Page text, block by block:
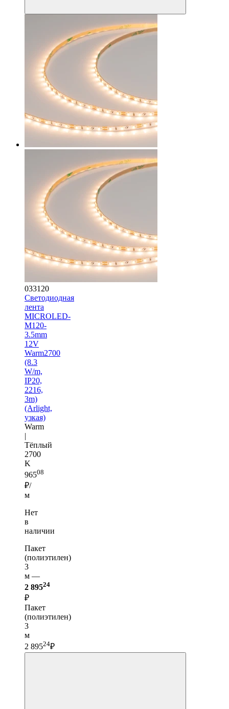
033120
Светодиодная
лента
MICROLED-
M120-
3.5mm
12V
Warm2700
(8.3
W/m,
IP20,
2216,
3m)
(Arlight,
узкая)
Warm
|
Тёплый
2700
K
96508
₽/
м
Нет
в
наличии
Пакет
(полиэтилен)
3
м —
2 89524
₽
Пакет
(полиэтилен)
3
м
2 89524₽